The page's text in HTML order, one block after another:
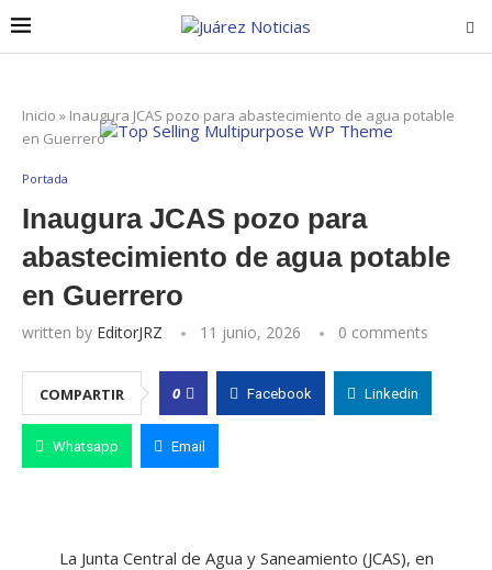
Inicio » Inaugura JCAS pozo para abastecimiento de agua potable
en Guerrero
Portada
Inaugura JCAS pozo para
abastecimiento de agua potable
en Guerrero
written by EditorJRZ 11 junio, 2026 0 comments
COMPARTIR 0 Facebook Linkedin
Whatsapp Email
La Junta Central de Agua y Saneamiento (JCAS), en